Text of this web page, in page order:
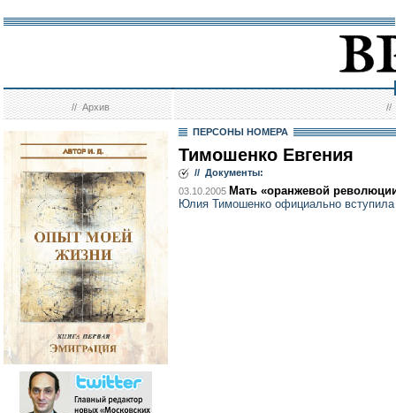
//Архив //
ПЕРСОНЫ НОМЕРА
Тимошенко Евгения
// Документы:
03.10.2005 Мать «оранжевой
Юлия Тимошенко официально